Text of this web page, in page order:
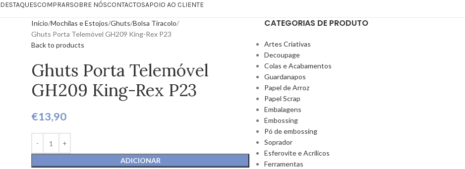
DESTAQUESCOMPRARSOBRE NÓSCONTACTOSAPOIO AO CLIENTE
Início Mochilas e Estojos Ghuts Bolsa Tiracolo
Ghuts Porta Telemóvel GH209 King-Rex P23
Back to products
Ghuts Porta Telemóvel
GH209 King-Rex P23
€13,90
ADICIONAR
CATEGORIAS DE PRODUTO
Artes Criativas
Decoupage
Colas e Acabamentos
Guardanapos
Papel de Arroz
Papel Scrap
Embalagens
Embossing
Pó de embossing
Soprador
Esferovite e Acrilicos
Ferramentas